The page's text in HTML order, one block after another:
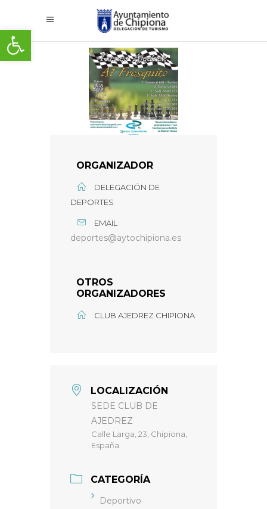
Abrir barra de herramientas
ORGANIZADOR
DELEGACIÓN DE
DEPORTES
EMAIL
deportes@aytochipiona.es
OTROS
ORGANIZADORES
CLUB AJEDREZ CHIPIONA
LOCALIZACIÓN
SEDE CLUB DE
AJEDREZ
Calle Larga, 23, Chipiona,
España
CATEGORÍA
Deportivo